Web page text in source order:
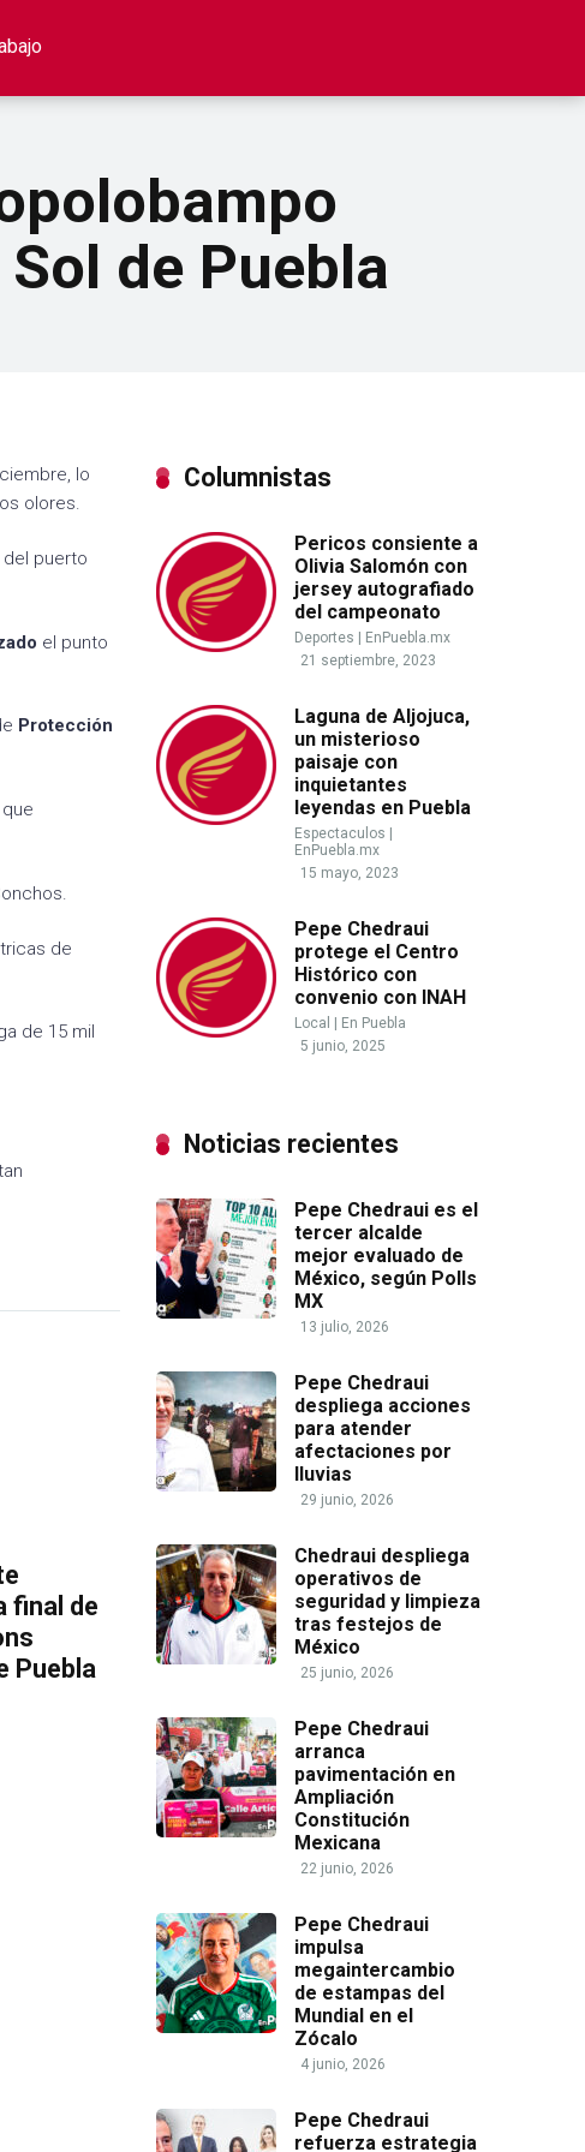
de Puebla
lo
olores.
puerto
el punto
Protección
de
de 15 mil
final de
Puebla
Columnistas
Pericos consiente a
Olivia Salomón con
jersey autografiado
del campeonato
Deportes
EnPuebla.mx
21 septiembre, 2023
Laguna de Aljojuca,
un misterioso
paisaje con
inquietantes
leyendas en Puebla
Espectaculos
EnPuebla.mx
15 mayo, 2023
Pepe Chedraui
protege el Centro
Histórico con
convenio con INAH
Local
En Puebla
5 junio, 2025
Noticias recientes
Pepe Chedraui es el
tercer alcalde
mejor evaluado de
México, según Polls
MX
13 julio, 2026
Pepe Chedraui
despliega acciones
para atender
afectaciones por
lluvias
29 junio, 2026
Chedraui despliega
operativos de
seguridad y limpieza
tras festejos de
México
25 junio, 2026
Pepe Chedraui
arranca
pavimentación en
Ampliación
Constitución
Mexicana
22 junio, 2026
Pepe Chedraui
impulsa
megaintercambio
de estampas del
Mundial en el
Zócalo
4 junio, 2026
Pepe Chedraui
refuerza estrategia